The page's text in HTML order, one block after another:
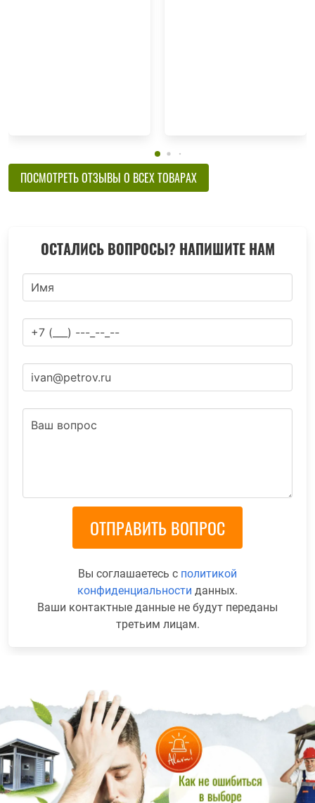
ПОСМОТРЕТЬ ОТЗЫВЫ О ВСЕХ ТОВАРАХ
ОСТАЛИСЬ ВОПРОСЫ? НАПИШИТЕ НАМ
Вы соглашаетесь с политикой
конфиденциальности данных.
Ваши контактные данные не будут переданы
третьим лицам.